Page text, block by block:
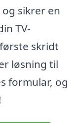
sikrer en
TV-
skridt
løsning til
formular, og